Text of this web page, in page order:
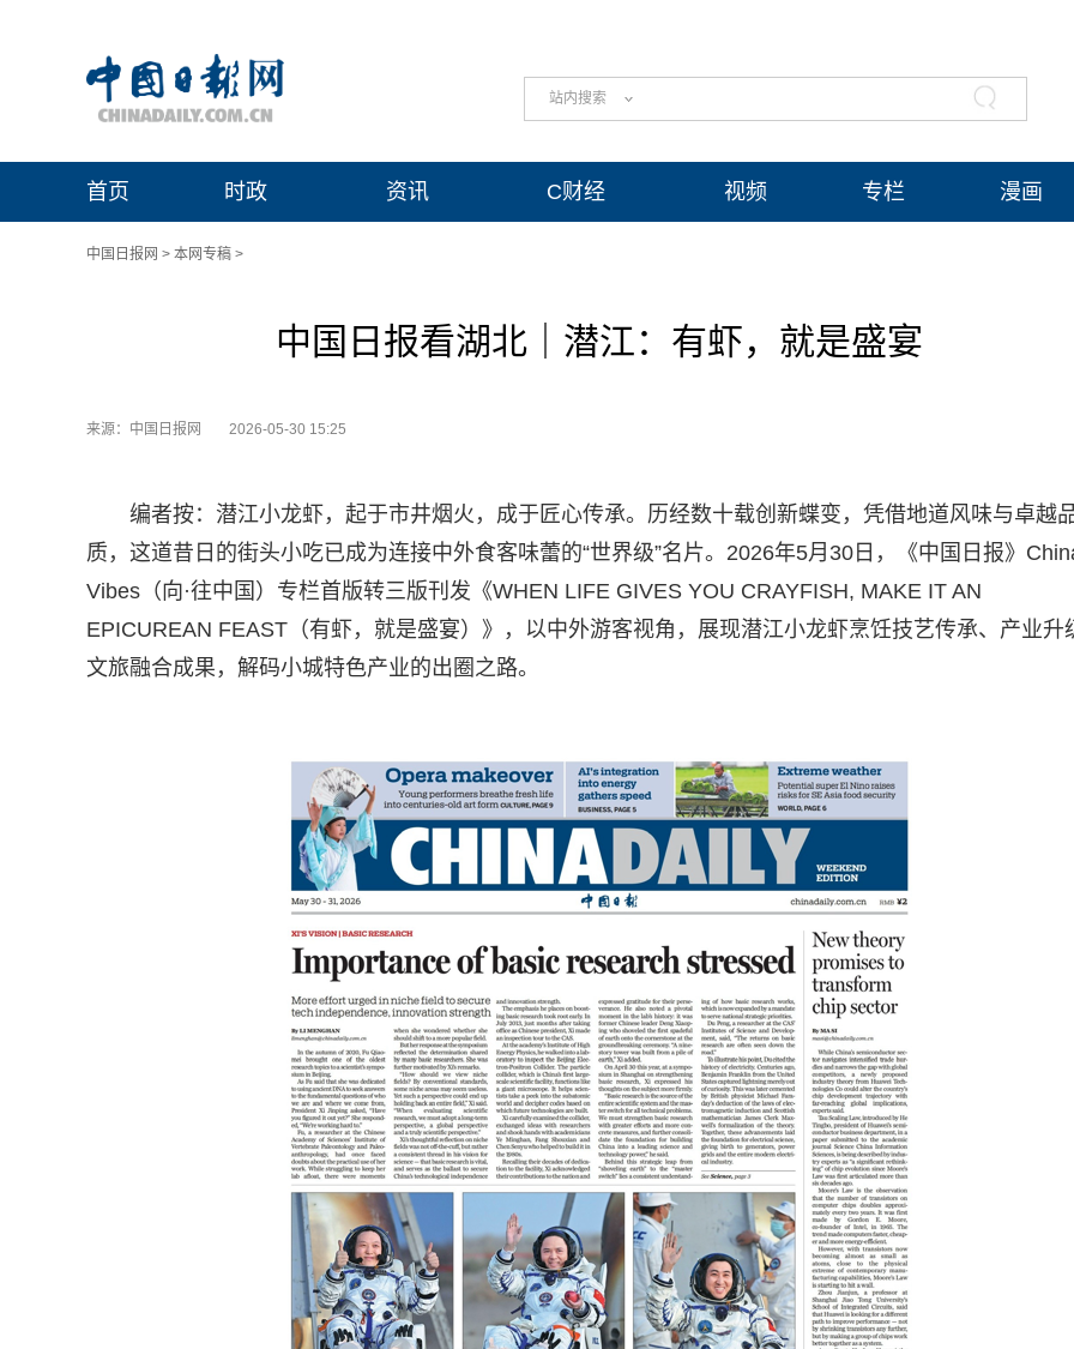
站内搜索
首页 时政 资讯 C财经 视频 专栏 漫画
中国日报网 > 本网专稿 >
中国日报看湖北｜潜江：有虾，就是盛宴
来源：中国日报网 2026-05-30 15:25
编者按：潜江小龙虾，起于市井烟火，成于匠心传承。历经数十载创新蝶变，凭借地道风味与卓越
质，这道昔日的街头小吃已成为连接中外食客味蕾的“世界级”名片。2026年5月30日，《中国日报》
Vibes（向·往中国）专栏首版转三版刊发《WHEN LIFE GIVES YOU CRAYFISH, MAKE IT AN
EPICUREAN FEAST（有虾，就是盛宴）》，以中外游客视角，展现潜江小龙虾烹饪技艺传承、产业升
文旅融合成果，解码小城特色产业的出圈之路。